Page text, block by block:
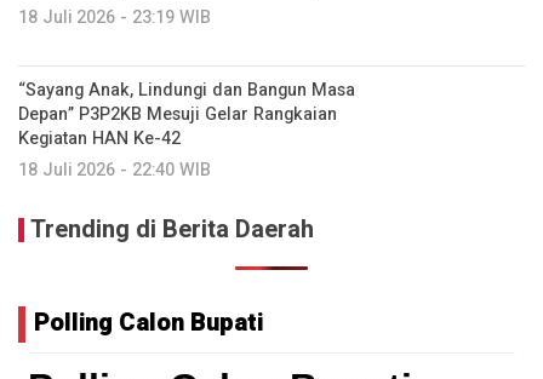
18 Juli 2026 - 23:19 WIB
“Sayang Anak, Lindungi dan Bangun Masa
Depan” P3P2KB Mesuji Gelar Rangkaian
Kegiatan HAN Ke-42
18 Juli 2026 - 22:40 WIB
Trending di Berita Daerah
Polling Calon Bupati